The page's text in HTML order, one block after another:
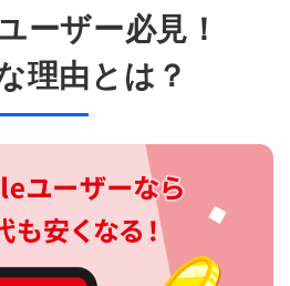
ーザー必見！
理由とは？